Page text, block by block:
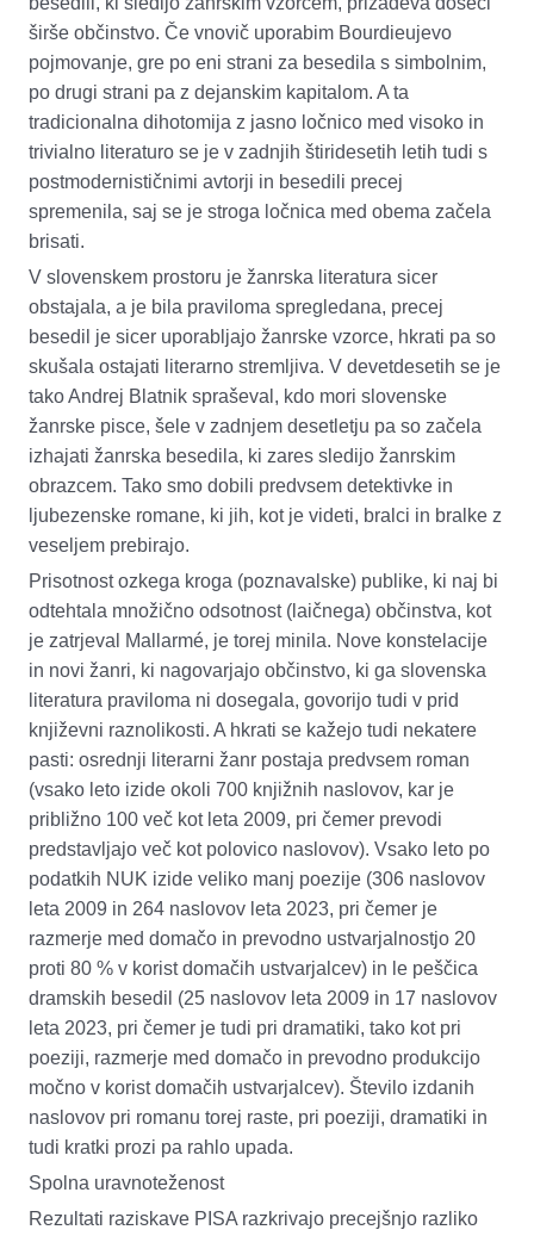
širše občinstvo. Če vnovič uporabim Bourdieujevo
pojmovanje, gre po eni strani za besedila s simbolnim,
po drugi strani pa z dejanskim kapitalom. A ta
tradicionalna dihotomija z jasno ločnico med visoko in
trivialno literaturo se je v zadnjih štiridesetih letih tudi s
postmodernističnimi avtorji in besedili precej
spremenila, saj se je stroga ločnica med obema začela
brisati.
V slovenskem prostoru je žanrska literatura sicer
obstajala, a je bila praviloma spregledana, precej
besedil je sicer uporabljajo žanrske vzorce, hkrati pa so
skušala ostajati literarno stremljiva. V devetdesetih se je
tako Andrej Blatnik spraševal, kdo mori slovenske
žanrske pisce, šele v zadnjem desetletju pa so začela
izhajati žanrska besedila, ki zares sledijo žanrskim
obrazcem. Tako smo dobili predvsem detektivke in
ljubezenske romane, ki jih, kot je videti, bralci in bralke z
veseljem prebirajo.
Prisotnost ozkega kroga (poznavalske) publike, ki naj bi
odtehtala množično odsotnost (laičnega) občinstva, kot
je zatrjeval Mallarmé, je torej minila. Nove konstelacije
in novi žanri, ki nagovarjajo občinstvo, ki ga slovenska
literatura praviloma ni dosegala, govorijo tudi v prid
književni raznolikosti. A hkrati se kažejo tudi nekatere
pasti: osrednji literarni žanr postaja predvsem roman
(vsako leto izide okoli 700 knjižnih naslovov, kar je
približno 100 več kot leta 2009, pri čemer prevodi
predstavljajo več kot polovico naslovov). Vsako leto po
podatkih NUK izide veliko manj poezije (306 naslovov
leta 2009 in 264 naslovov leta 2023, pri čemer je
razmerje med domačo in prevodno ustvarjalnostjo 20
proti 80 %v korist domačih ustvarjalcev) in le peščica
dramskih besedil (25 naslovov leta 2009 in 17 naslovov
leta 2023, pri čemer je tudi pri dramatiki, tako kot pri
poeziji, razmerje med domačo in prevodno produkcijo
močno v korist domačih ustvarjalcev). Število izdanih
naslovov pri romanu torej raste, pri poeziji, dramatiki in
tudi kratki prozi pa rahlo upada.
Spolna uravnoteženost
Rezultati raziskave PISA razkrivajo precejšnjo razliko